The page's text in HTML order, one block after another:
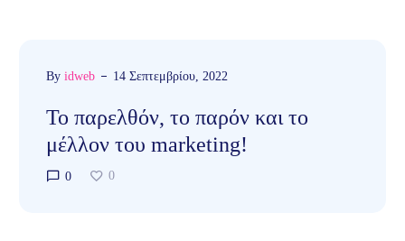
By idweb 14 Σεπτεμβρίου, 2022
Το παρελθόν, το παρόν και το
μέλλον του marketing!
0 0